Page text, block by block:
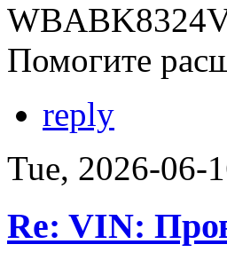
Помогите
reply
Tue, 2026-06-
Re: VIN: